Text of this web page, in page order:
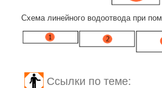
Схема линейного водоотвода при
Ссылки по теме: